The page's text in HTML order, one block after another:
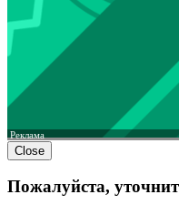
Реклама
Close
Пожалуйста,